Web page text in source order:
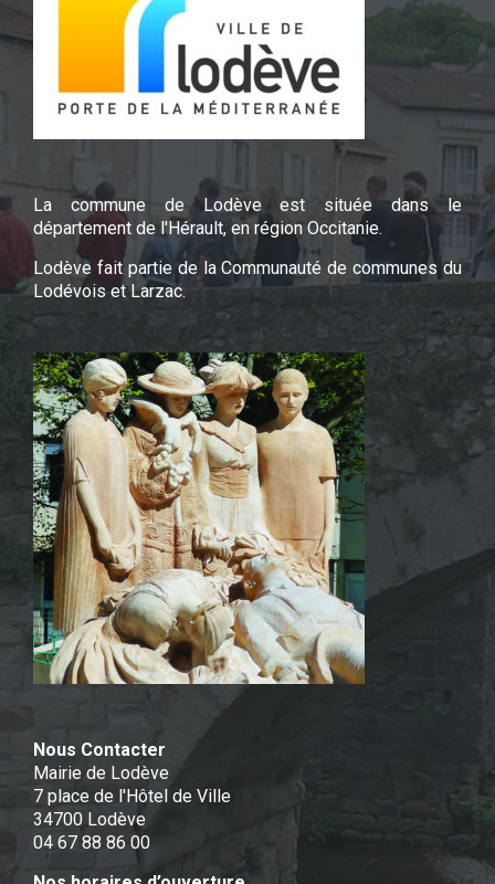
La commune de Lodève est située dans le
département de l'Hérault, en région Occitanie.
Lodève fait partie de la Communauté de communes du
Lodévois et Larzac.
Nous Contacter
Mairie de Lodève
7 place de l'Hôtel de Ville
34700 Lodève
04 67 88 86 00